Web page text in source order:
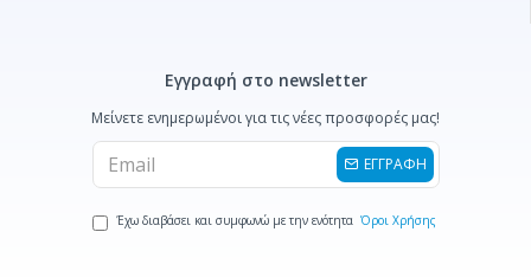
Εγγραφή στο newsletter
Μείνετε ενημερωμένοι για τις νέες προσφορές μας!
ΕΓΓΡΑΦΗ
Έχω διαβάσει και συμφωνώ με την ενότητα Όροι Χρήσης